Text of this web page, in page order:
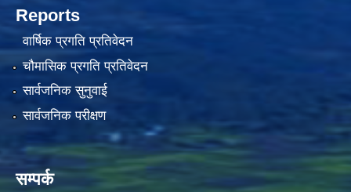
Reports
वार्षिक प्रगति प्रतिवेदन
चौमासिक प्रगति प्रतिवेदन
सार्वजनिक सुनुवाई
सार्वजनिक परीक्षण
सम्पर्क